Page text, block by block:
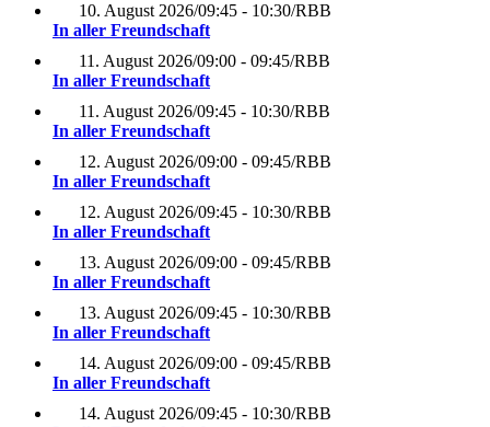
10. August 2026/09:45 - 10:30/RBB
In aller Freundschaft
11. August 2026/09:00 - 09:45/RBB
In aller Freundschaft
11. August 2026/09:45 - 10:30/RBB
In aller Freundschaft
12. August 2026/09:00 - 09:45/RBB
In aller Freundschaft
12. August 2026/09:45 - 10:30/RBB
In aller Freundschaft
13. August 2026/09:00 - 09:45/RBB
In aller Freundschaft
13. August 2026/09:45 - 10:30/RBB
In aller Freundschaft
14. August 2026/09:00 - 09:45/RBB
In aller Freundschaft
14. August 2026/09:45 - 10:30/RBB